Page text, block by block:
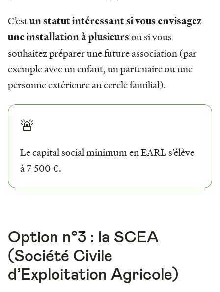
C’estun statut intéressant si vous envisagez
une installation à plusieurs ou si vous
souhaitez préparer une future association (par
exemple avec un enfant, un partenaire ou une
personne extérieure au cercle familial).
🚨
Le capital social minimum en EARL s’élève
à 7 500 €.
Option n°3 : la SCEA
(Société Civile
d’Exploitation Agricole)